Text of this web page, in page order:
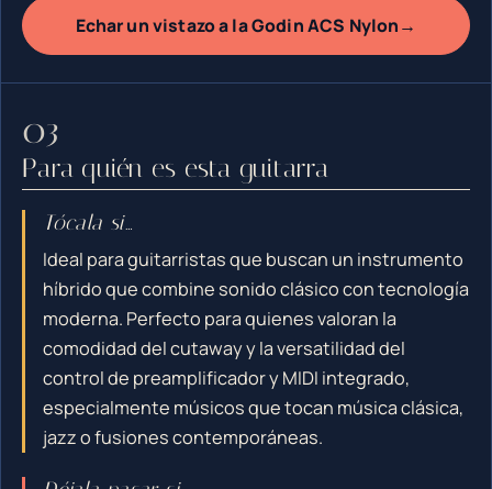
Echar un vistazo a la Godin ACS Nylon→
Para quién es esta guitarra
Tócala si…
Ideal para guitarristas que buscan un instrumento
híbrido que combine sonido clásico con tecnología
moderna. Perfecto para quienes valoran la
comodidad del cutaway y la versatilidad del
control de preamplificador y MIDI integrado,
especialmente músicos que tocan música clásica,
jazz o fusiones contemporáneas.